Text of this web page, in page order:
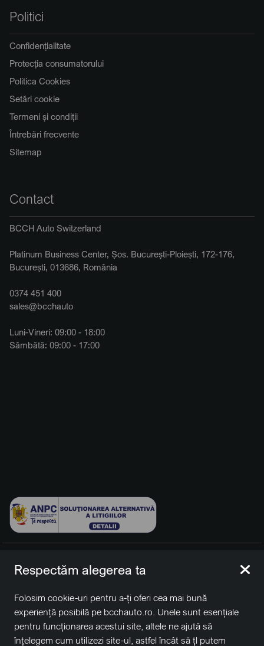
Politici
Confidențialitate
Protecția consumatorului
Politica Cookies
Setări cookie
Termeni și condiții
Întrebări frecvente
Sitemap
Contact
BCCH Auto Switzerland
Platinum Business Center, Șos. București-Ploiești, 172-176,
București, 013686, România
0374 451 400
sales@bcchauto
Luni-Vineri: 09:00 - 18:00
Sâmbătă: 09:00 - 17:00
rezervate.
BCCH Auto Switzerland este o marcă a societății
BCCH
Group Switzerland AG
Sediu social: David Business Center, Str. Erou Iancu Nicolae
Respectăm alegerea ta
Folosim cookie-uri pentru a-ți oferi cea mai bună
experiență posibilă pe bcchauto.ro. Unele sunt esențiale
pentru funcționarea acestui site, altele ne ajută să
înțelegem cum utilizezi site-ul, astfel încât să țl putem